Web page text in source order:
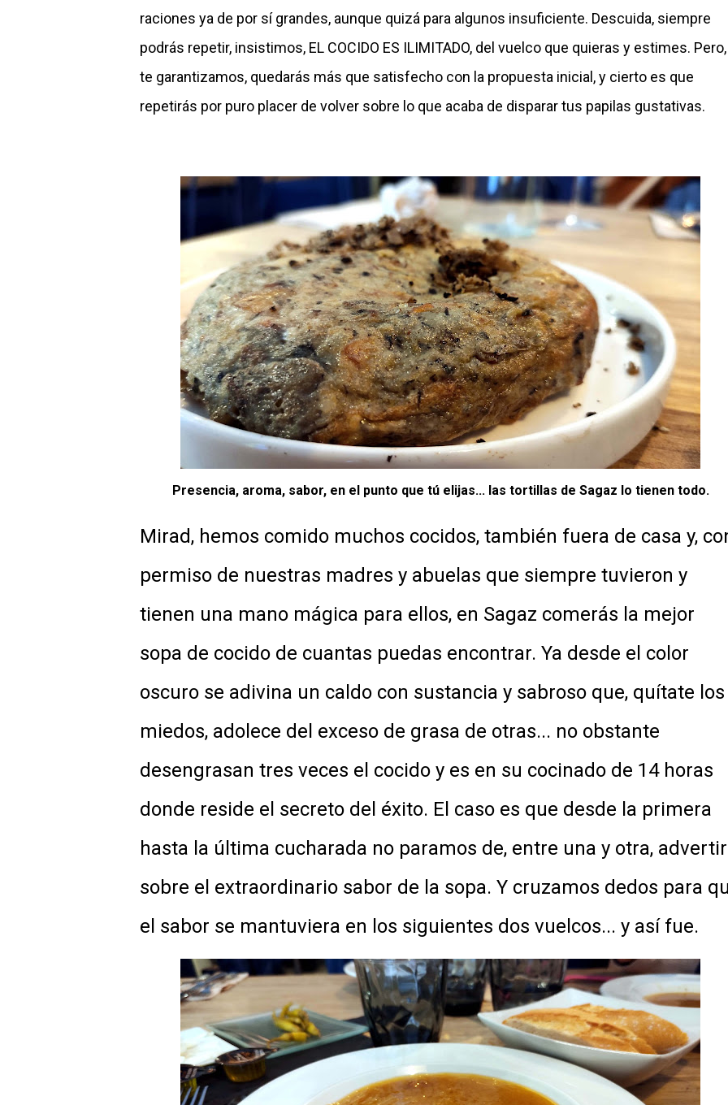
raciones ya de por sí grandes, aunque quizá para algunos insuficiente. Descuida, siempre
podrás repetir, insistimos, EL COCIDO ES ILIMITADO, del vuelco que quieras y estimes. Pero,
te garantizamos, quedarás más que satisfecho con la propuesta inicial, y cierto es que
repetirás por puro placer de volver sobre lo que acaba de disparar tus papilas gustativas.
Presencia, aroma, sabor, en el punto que tú elijas... las tortillas de Sagaz lo tienen todo.
Mirad, hemos comido muchos cocidos, también fuera de casa y,
permiso de nuestras madres y abuelas que siempre tuvieron y
tienen una mano mágica para ellos, en Sagaz comerás la mejor
sopa de cocido de cuantas puedas encontrar. Ya desde el color
oscuro se adivina un caldo con sustancia y sabroso que, quítate los
miedos, adolece del exceso de grasa de otras... no obstante
desengrasan tres veces el cocido y es en su cocinado de 14 horas
donde reside el secreto del éxito. El caso es que desde la primera
hasta la última cucharada no paramos de, entre una y otra, advertir
sobre el extraordinario sabor de la sopa. Y cruzamos dedos para
el sabor se mantuviera en los siguientes dos vuelcos... y así fue.